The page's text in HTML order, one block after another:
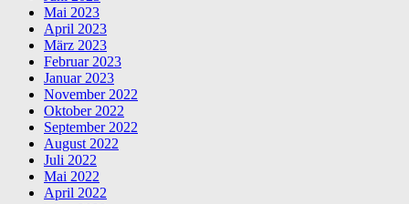
Mai 2023
April 2023
März 2023
Februar 2023
Januar 2023
November 2022
Oktober 2022
September 2022
August 2022
Juli 2022
Mai 2022
April 2022